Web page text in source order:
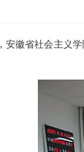
安徽省社会主义